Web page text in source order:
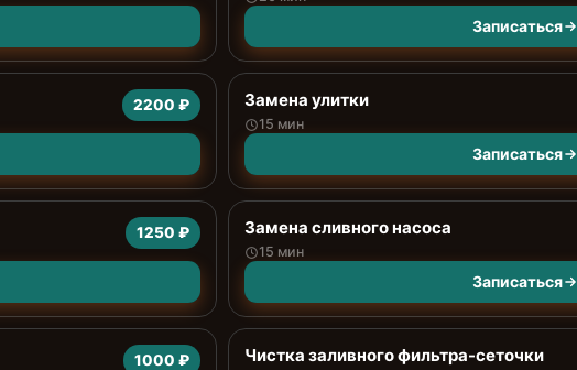
Записаться
2200 ₽ Замена улитки
15 мин
Записаться
1250 ₽ Замена сливного насоса
15 мин
Записаться
1000 ₽ Чистка заливного фильтра-сеточки